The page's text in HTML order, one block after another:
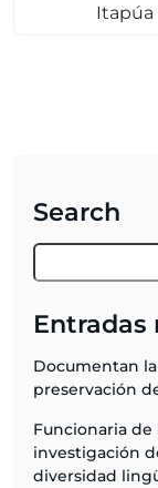
Itapúa
Search
Entradas
Documentan
preservación
Funcionaria de
investigación
diversidad